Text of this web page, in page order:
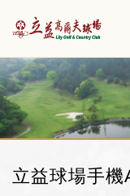
會員登錄
電子優惠
立益會員
立益球場手